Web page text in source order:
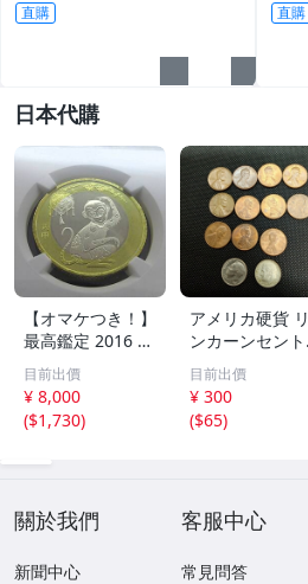
直購 直購
日本代購
【オマケつき！】
最高鑑定 2016 中
国 10元 申年 猿
バイメタル NGC
MS69PL プルーフ
ライク 初期発行
目前出價
¥ 8,000
($1,730)
アメリカ硬貨 リ
ンカーンセント
他13枚セット 外
国コイン 古銭 コ
レクション
目前出價
¥ 300
($65)
關於我們
新聞中心
客服中心
常見問答